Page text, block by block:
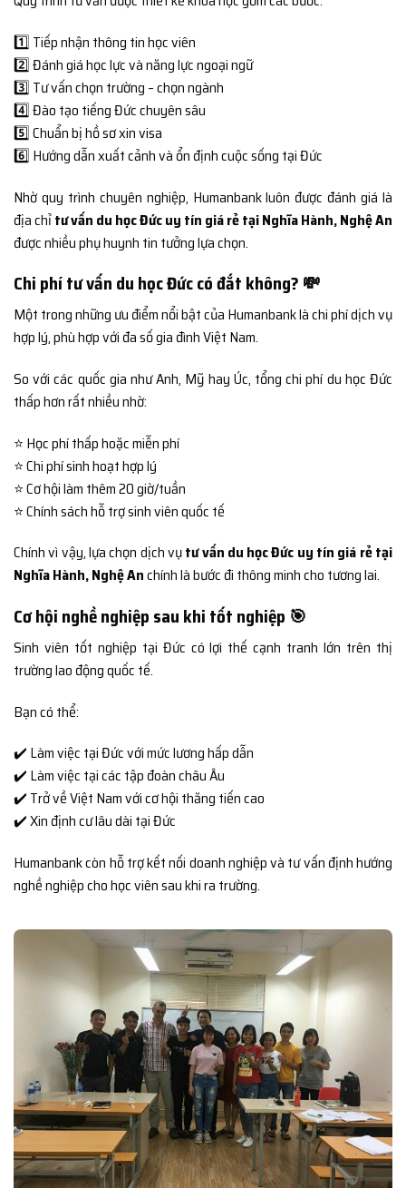
1️⃣ Tiếp nhận thông tin học viên
2️⃣ Đánh giá học lực và năng lực ngoại ngữ
3️⃣ Tư vấn chọn trường – chọn ngành
4️⃣ Đào tạo tiếng Đức chuyên sâu
5️⃣ Chuẩn bị hồ sơ xin visa
6️⃣ Hướng dẫn xuất cảnh và ổn định cuộc sống tại Đức
Nhờ quy trình chuyên nghiệp, Humanbank luôn được đánh giá là
địa chỉtư vấn du học Đức uy tín giá rẻ tại Nghĩa Hành, Nghệ An
được nhiều phụ huynh tin tưởng lựa chọn.
Chi phí tư vấn du học Đức có đắt không? 💸
Một trong những ưu điểm nổi bật của Humanbank là chi phí dịch vụ
hợp lý, phù hợp với đa số gia đình Việt Nam.
So với các quốc gia như Anh, Mỹ hay Úc, tổng chi phí du học Đức
thấp hơn rất nhiều nhờ:
⭐ Học phí thấp hoặc miễn phí
⭐ Chi phí sinh hoạt hợp lý
⭐ Cơ hội làm thêm 20 giờ/tuần
⭐ Chính sách hỗ trợ sinh viên quốc tế
Chính vì vậy, lựa chọn dịch vụtư vấn du học Đức uy tín giá rẻ tại
Nghĩa Hành, Nghệ Anchính là bước đi thông minh cho tương lai.
Cơ hội nghề nghiệp sau khi tốt nghiệp 🎯
Sinh viên tốt nghiệp tại Đức có lợi thế cạnh tranh lớn trên thị
trường lao động quốc tế.
Bạn có thể:
✔️ Làm việc tại Đức với mức lương hấp dẫn
✔️ Làm việc tại các tập đoàn châu Âu
✔️ Trở về Việt Nam với cơ hội thăng tiến cao
✔️ Xin định cư lâu dài tại Đức
Humanbank còn hỗ trợ kết nối doanh nghiệp và tư vấn định hướng
nghề nghiệp cho học viên sau khi ra trường.